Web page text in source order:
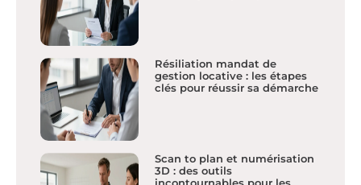
Résiliation mandat de
gestion locative : les étapes
clés pour réussir sa démarche
Scan to plan et numérisation
3D : des outils